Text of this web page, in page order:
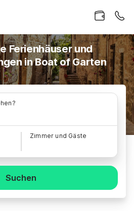
Ferienhäuser und
in Boat of Garten
Zimmer und Gäste
Suchen